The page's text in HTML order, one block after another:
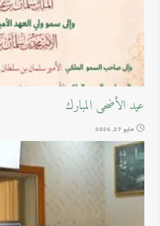
عيد الأضحى المبارك
مايو 27, 2026